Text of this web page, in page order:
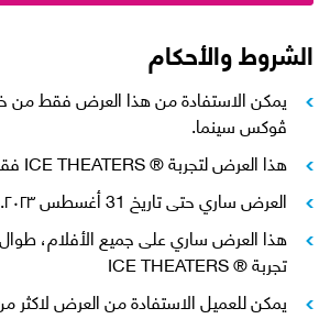
الشروط والأحكام
يمكن الاستفادة من هذا العرض فقط من
ڤوكس سينما.
هذا العرض لتجربة ® ICE THEATERS فقط
العرض ساري حتى تاريخ 31 أغسطس ٢٠٢٣.
هذا العرض ساري على جميع الأفلام،
تجربة ® ICE THEATERS
يمكن للعميل الاستفادة من العرض لاكثر